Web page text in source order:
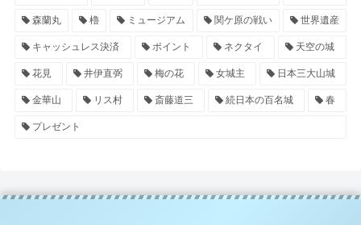
森蘭丸 櫓 ミュージアム 関ケ原の戦い 世界遺産
キャッシュレス決済 ポイント ネクタイ 天空の城
花見 井伊直弼 梅の花 女城主 日本三大山城
金華山 リス村 斎藤道三 続日本の百名城 春
プレゼント